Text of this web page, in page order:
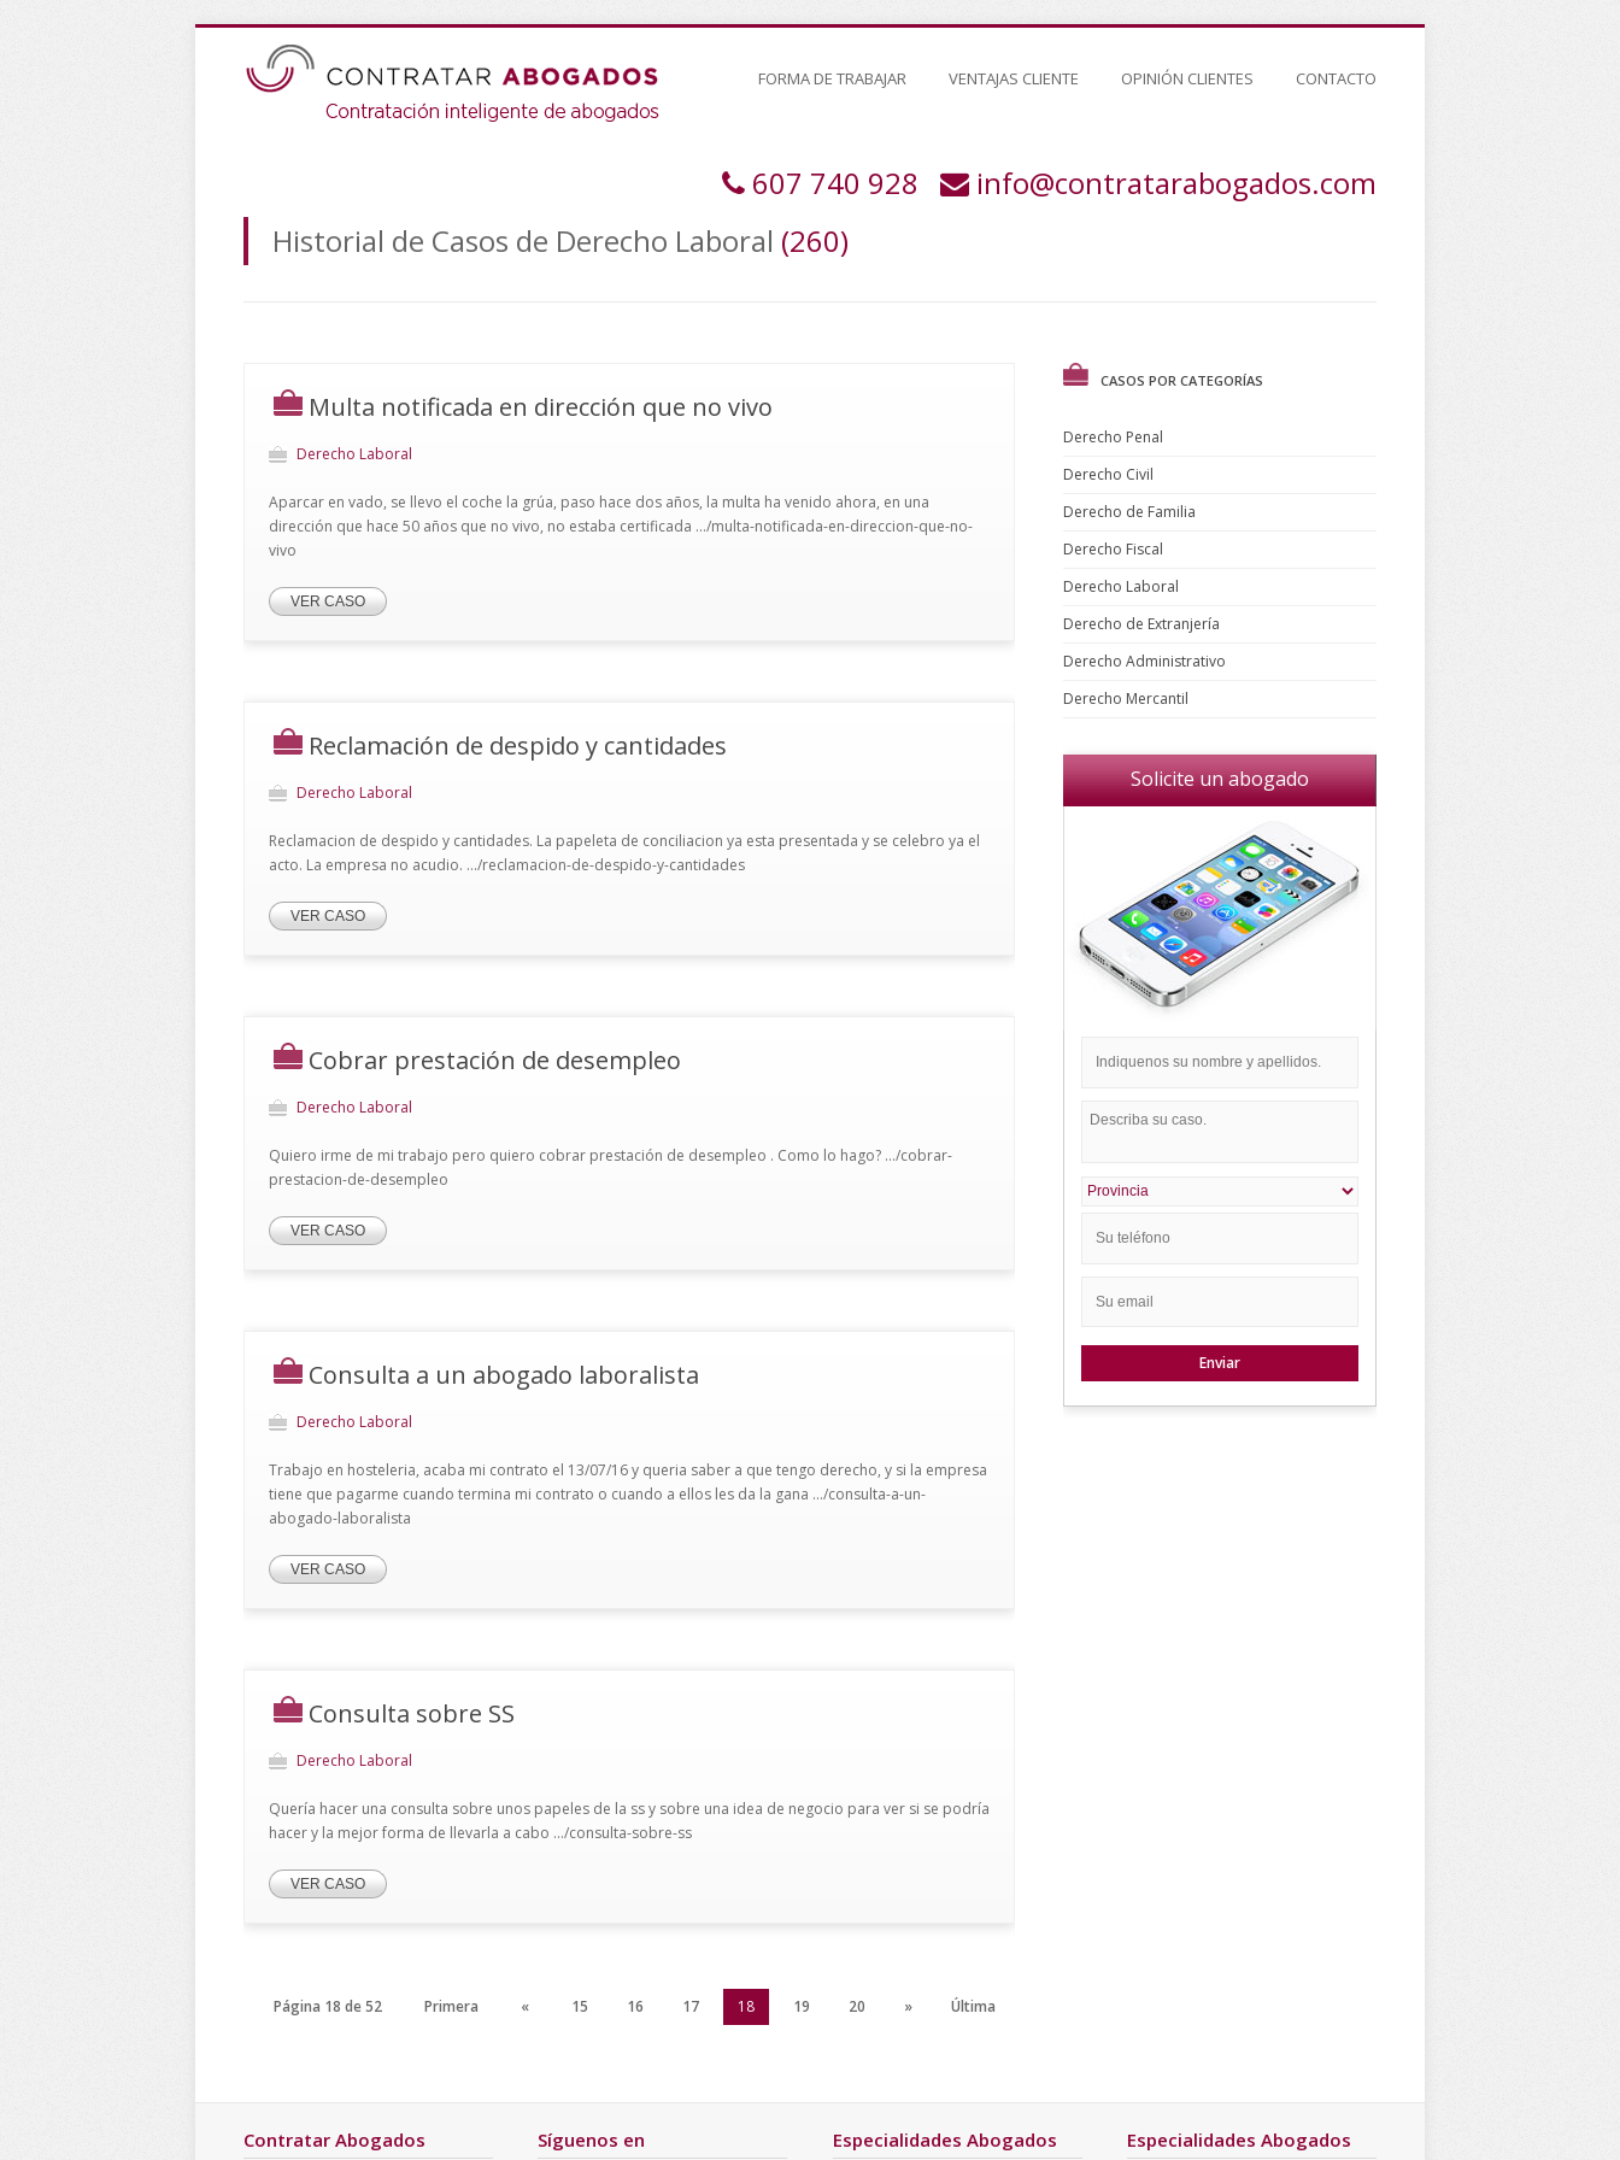
FORMA DE TRABAJAR VENTAJAS CLIENTE OPINIÓN CLIENTES CONTACTO
607 740 928
info@contratarabogados.com
Historial de Casos de Derecho Laboral (260)
Multa notificada en dirección que no vivo
Derecho Laboral
Aparcar en vado, se llevo el coche la grúa, paso hace dos años, la multa ha venido ahora, en una
dirección que hace 50 años que no vivo, no estaba certificada .../multa-notificada-en-direccion-que-no-
vivo
VER CASO
Reclamación de despido y cantidades
Derecho Laboral
Reclamacion de despido y cantidades. La papeleta de conciliacion ya esta presentada y se celebro ya el
acto. La empresa no acudio. .../reclamacion-de-despido-y-cantidades
VER CASO
Cobrar prestación de desempleo
Derecho Laboral
Quiero irme de mi trabajo pero quiero cobrar prestación de desempleo . Como lo hago? .../cobrar-
prestacion-de-desempleo
VER CASO
Consulta a un abogado laboralista
Derecho Laboral
Trabajo en hosteleria, acaba mi contrato el 13/07/16 y queria saber a que tengo derecho, y si la empresa
tiene que pagarme cuando termina mi contrato o cuando a ellos les da la gana .../consulta-a-un-
abogado-laboralista
VER CASO
Consulta sobre SS
Derecho Laboral
Quería hacer una consulta sobre unos papeles de la ss y sobre una idea de negocio para ver si se podría
hacer y la mejor forma de llevarla a cabo .../consulta-sobre-ss
VER CASO
Página 18 de 52 Primera « 15 16 17 18 19 20 » Última
CASOS POR CATEGORÍAS
Derecho Penal
Derecho Civil
Derecho de Familia
Derecho Fiscal
Derecho Laboral
Derecho de Extranjería
Derecho Administrativo
Derecho Mercantil
Solicite un abogado
Contratar Abogados Síguenos en Especialidades Abogados Especialidades Abogados